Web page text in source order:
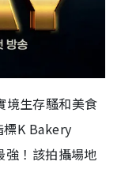
境生存騷和美食
標K Bakery
！該拍攝場地